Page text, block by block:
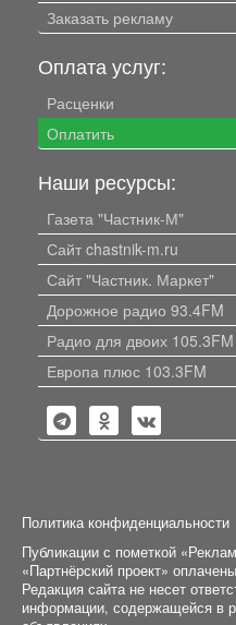
Заказать рекламу
Оплата услуг:
Расценки
Оплатить
Наши ресурсы:
Газета "Частник-М"
Сайт chastnik-m.ru
Сайт "Частник. Маркет"
Дорожное радио 93.4FM
Радио для двоих 105.3FM
Европа плюс 103.3FM
Политика конфиденциальности
Публикации с пометкой
«Партнёрский проект»
Редакция сайта не несет
информации, содержащейся в